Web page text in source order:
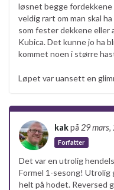
løsnet begge fordekkene
veldig rart om man skal
som fester dekkene eller
Kubica. Det kunne jo ha
kommet noen i større
Løpet var uansett en
kakpå 29 mars,
Forfatter
Det var en utrolig
Formel 1-sesong!
helt på hodet. Reversed